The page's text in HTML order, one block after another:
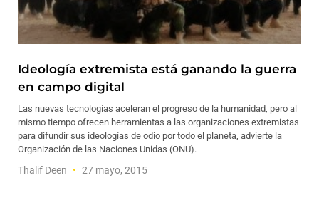
Ideología extremista está ganando la guerra
en campo digital
Las nuevas tecnologías aceleran el progreso de la humanidad, pero al
mismo tiempo ofrecen herramientas a las organizaciones extremistas
para difundir sus ideologías de odio por todo el planeta, advierte la
Organización de las Naciones Unidas (ONU).
Thalif Deen 27 mayo, 2015